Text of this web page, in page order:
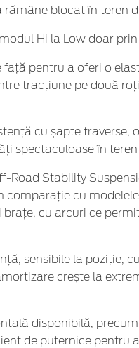
rămâne blocat în teren
Hi la Low doar
pentru a oferi o
tracțiune pe două
cu șapte traverse,
spectaculoase în
Road Stability
comparație cu
cu arcuri ce
sensibile la poziție,
crește la
disponibilă,
de puternice pentru